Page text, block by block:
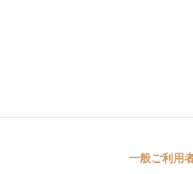
一般ご利用